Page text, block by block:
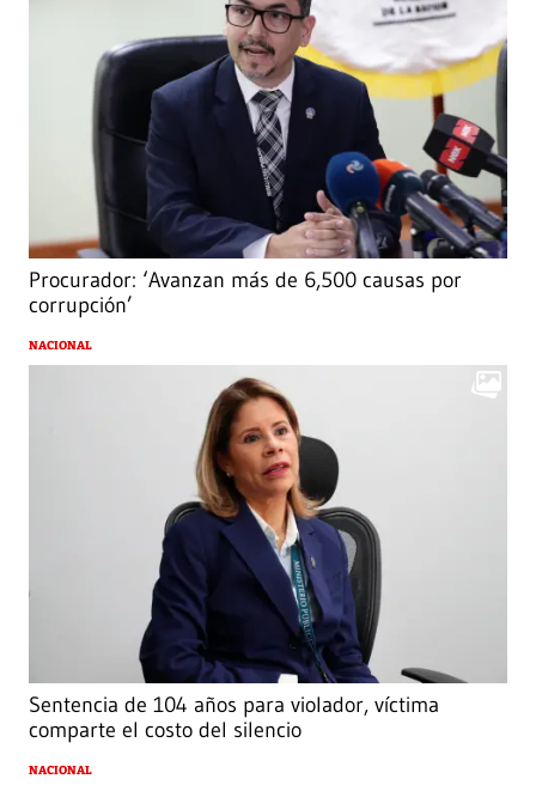
Procurador: ‘Avanzan más de 6,500 causas por
corrupción’
NACIONAL
Sentencia de 104 años para violador, víctima
comparte el costo del silencio
NACIONAL